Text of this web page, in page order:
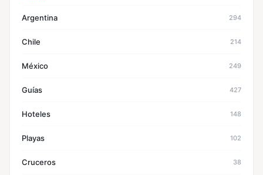
Argentina 294
Chile 214
México 249
Guías 427
Hoteles 148
Playas 102
Cruceros 38